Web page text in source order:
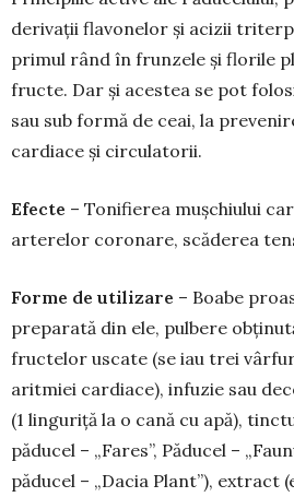
derivații flavonelor și acizii
primul rând în frun­zele și florile
fructe. Dar și acestea se pot
sau sub formă de ceai, la
cardiace și circu­latorii.
Efecte – Tonifierea mușchiului
arterelor coronare, scăderea
Forme de utilizare – Boabe
preparată din ele, pulbere
fructelor uscate (se iau trei
aritmiei cardiace), infuzie sau
(1 linguriță la o cană cu apă),
păducel – „Fares”, Păducel –
păducel – „Dacia Plant”), ex­tract